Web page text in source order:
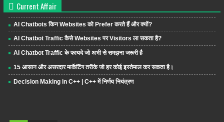
Current Affair
AI Chatbots किन Websites को Prefer करते हैं और क्यों?
AI Chatbot Traffic कैसे Websites पर Visitors ला सकता है?
AI Chatbot Traffic के फायदे जो अभी से समझना जरूरी है
15 आसान और असरदार मार्केटिंग तरीके जो हर कोई इस्तेमाल कर सकता है।
Decision Making in C++ | C++ में निर्णय नियंत्रण